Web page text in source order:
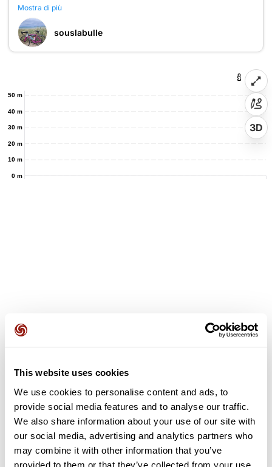
This website uses cookies
We use cookies to personalise content and ads, to
provide social media features and to analyse our traffic.
We also share information about your use of our site with
our social media, advertising and analytics partners who
may combine it with other information that you’ve
provided to them or that they’ve collected from your use
fornant/Marlioz/Chaez les
Mostra di più
souslabulle
0 m
10 m
20 m
30 m
40 m
50 m
3D
Recensioni degli utenti
Questo percorso non contiene ancora alcuna recensione.
L'hai già effettuato? Sii il primo a inviare una recensione!